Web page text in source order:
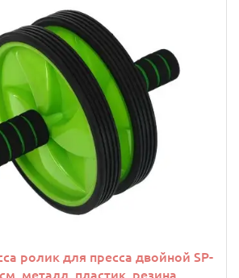
ролик для пресса двойной SP-
металл, пластик, резина,